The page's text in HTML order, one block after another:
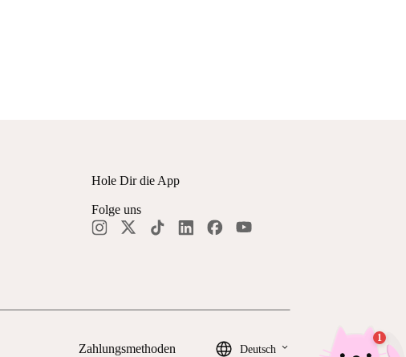
Hole Dir die App
Folge uns
Zahlungsmethoden Deutsch keyboard_arrow_down